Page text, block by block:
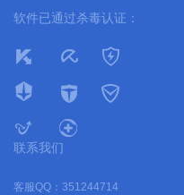
软件已通过杀毒认证：
联系我们
客服QQ：351244714